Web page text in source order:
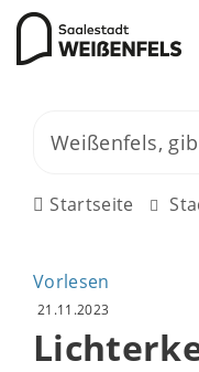
Startseite
Vorlesen
21.11.2023